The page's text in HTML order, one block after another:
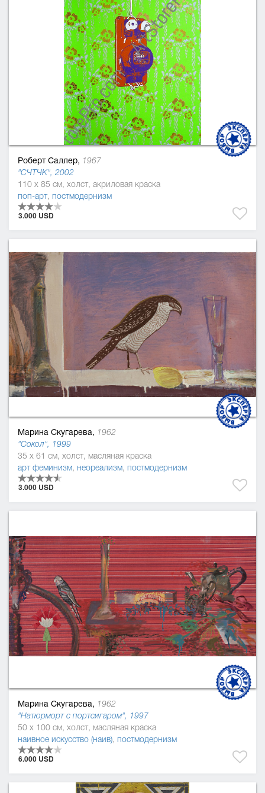
Роберт Саллер, 1967
"СЧТЧК", 2002
110 x 85 см, холст, акриловая краска
поп-арт, постмодернизм
3.000 USD
Марина Скугарева, 1962
"Сокол", 1999
35 x 61 см, холст, масляная краска
арт феминизм, неореализм, постмодернизм
3.000 USD
Марина Скугарева, 1962
"Натюрморт с портсигаром", 1997
50 x 100 см, холст, масляная краска
наивное искусство (наив), постмодернизм
6.000 USD